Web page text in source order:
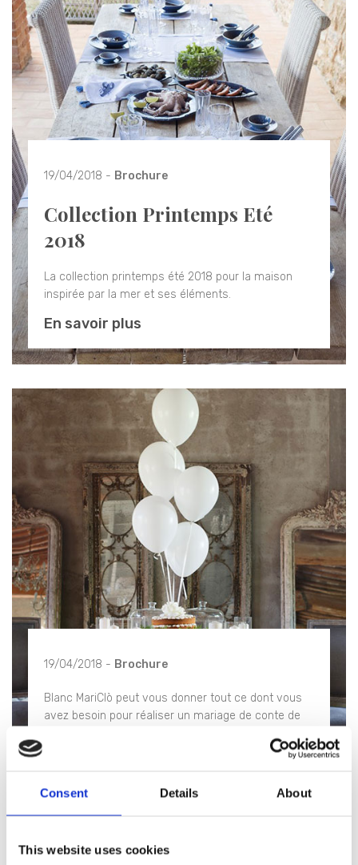
Consent Details About
This website uses cookies
19/04/2018 - Brochure
Collection Printemps Eté
2018
La collection printemps été 2018 pour la maison
inspirée par la mer et ses éléments.
En savoir plus
19/04/2018 - Brochure
Blanc MariClò peut vous donner tout ce dont vous
avez besoin pour réaliser un mariage de conte de